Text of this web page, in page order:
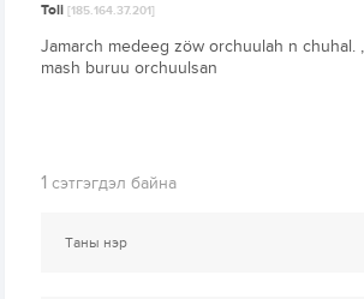
Toli[185.164.37.201]
Jamarch medeeg zöw orchuulah n chuhal.
mash buruu orchuulsan
1 сэтгэгдэл байна